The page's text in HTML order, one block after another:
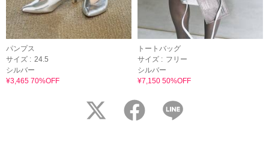
パンプス
サイズ : 24.5
シルバー
¥3,465 70%OFF
トートバッグ
サイズ : フリー
シルバー
¥7,150 50%OFF
twitter facebook